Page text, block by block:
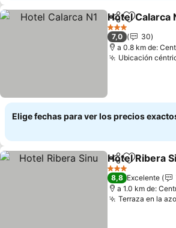
CompartirAgregar a
Hotel Calarca
3 Estrellas
7,0
30
a 0.8 km de:
Ubicación
Elige fechas para ver los precios
CompartirAgregar a
Hotel Ribera
3 Estrellas
8,8 Excelente
a 1.0 km de:
Terraza en la